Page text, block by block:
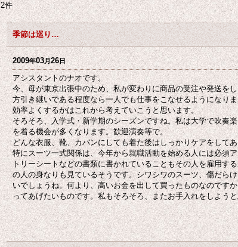
2件
季節は巡り…
2009年03月26日
アシスタントのナオです。
今、母が東京出張中のため、私が変わりに商品の受注や発送を
方引き継いである程度なら一人でも仕事をこなせるようになり
効率よくするかはこれから考えていこうと思います。
そろそろ、入学式・新学期のシーズンですね。私は大学で吹奏
を着る機会が多くなります。歓迎演奏等で。
どんな衣服、靴、カバンにしても着た後はしっかりケアをして
特にスーツ一式関係は、今年から就職活動を始める人には必須
トリーシートなどの書類に書かれていることもその人を雇用す
の人の身なりも見ているそうです。シワシワのスーツ、傷だら
いでしょうね。何より、高いお金を出して買ったものなのです
ってあげたいものです。私もそろそろ、またお手入れをしようと